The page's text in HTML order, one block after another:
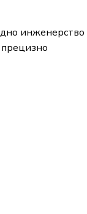
инженерство